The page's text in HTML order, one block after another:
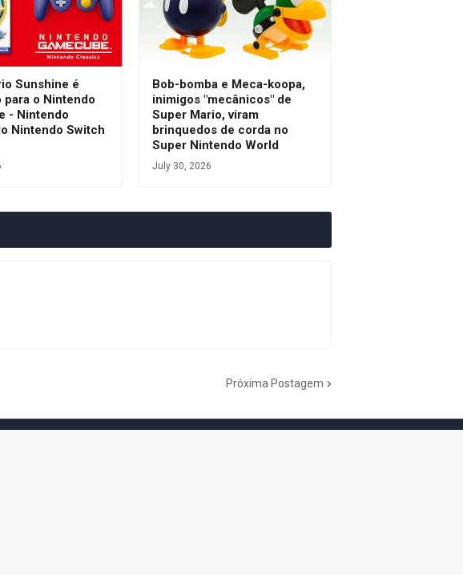
Sunshine é
para o Nintendo
- Nintendo
Nintendo Switch
Bob-bomba e Meca-koopa,
inimigos "mecânicos" de
Super Mario, viram
brinquedos de corda no
Super Nintendo World
July 30, 2026
Próxima Postagem